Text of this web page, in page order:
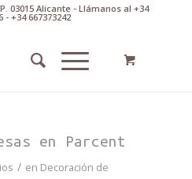
03015 Alicante - Llámanos al +34
- +34 667373242
en Parcent
/ en Decoración de